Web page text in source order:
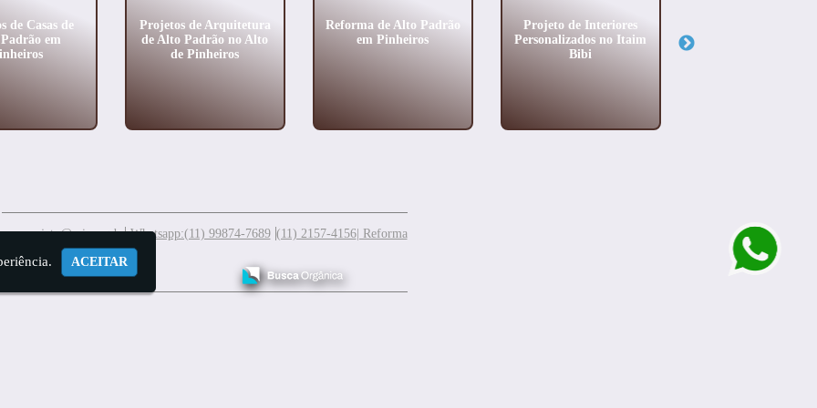
de Casas de
em
Projetos de Arquitetura
de Alto Padrão no Alto
de Pinheiros
Reforma de Alto Padrão
em Pinheiros
Projeto de Interiores
Personalizados no Itaim
Bibi
meuprojeto@mis.arq.br Whatsapp:(11) 99874-7689 (11) 2157-4156| Reforma
ACEITAR